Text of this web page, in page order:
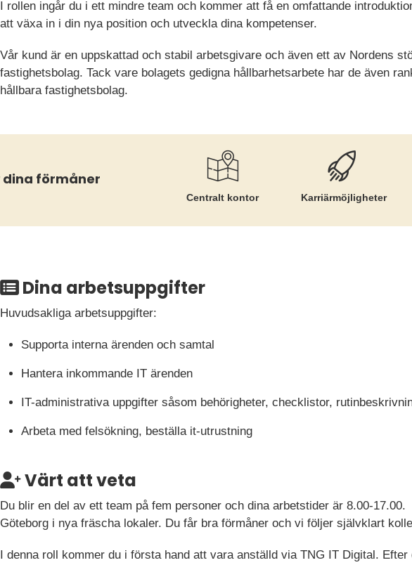
I rollen ingår du i ett mindre team och kommer att få en omfattande
att växa in i din nya position och utveckla dina kompetenser.
Vår kund är en uppskattad och stabil arbetsgivare och även ett av Nordens
fastighetsbolag. Tack vare bolagets gedigna hållbarhetsarbete har de även
hållbara fastighetsbolag.
dina förmåner
Centralt kontor Karriär­möjligheter
Dina arbetsuppgifter
Huvudsakliga arbetsuppgifter:
Supporta interna ärenden och samtal
Hantera inkommande IT ärenden
IT-administrativa uppgifter såsom behörigheter, checklistor,
Arbeta med felsökning, beställa it-utrustning
Värt att veta
Du blir en del av ett team på fem personer och dina arbetstider är 8.00-
Göteborg i nya fräscha lokaler. Du får bra förmåner och vi följer självklart
I denna roll kommer du i första hand att vara anställd via TNG IT Digital.